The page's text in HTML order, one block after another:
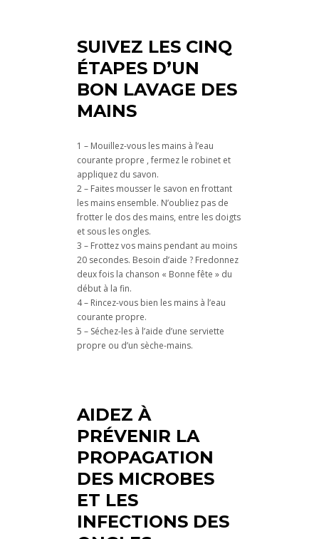
SUIVEZ LES CINQ
ÉTAPES D’UN
BON LAVAGE DES
MAINS
1 – Mouillez-vous les mains à l’eau
courante propre , fermez le robinet et
appliquez du savon.
2 – Faites mousser le savon en frottant
les mains ensemble. N’oubliez pas de
frotter le dos des mains, entre les doigts
et sous les ongles.
3 – Frottez vos mains pendant au moins
20 secondes. Besoin d’aide ? Fredonnez
deux fois la chanson « Bonne fête » du
début à la fin.
4 – Rincez-vous bien les mains à l’eau
courante propre.
5 – Séchez-les à l’aide d’une serviette
propre ou d’un sèche-mains.
AIDEZ À
PRÉVENIR LA
PROPAGATION
DES MICROBES
ET LES
INFECTIONS DES